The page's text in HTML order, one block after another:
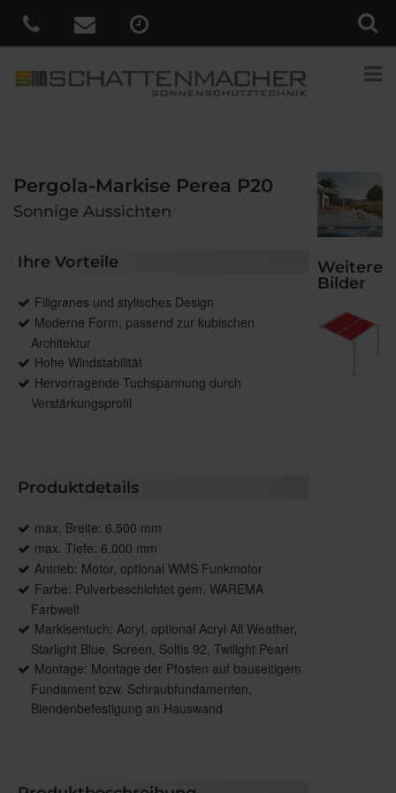
Pergola-Markise Perea P20
Sonnige Aussichten
Ihre Vorteile
Filigranes und stylisches Design
Moderne Form, passend zur kubischen
Architektur
Hohe Windstabilität
Hervorragende Tuchspannung durch
Verstärkungsprofil
Produktdetails
max. Breite: 6.500 mm
max. Tiefe: 6.000 mm
Antrieb: Motor, optional WMS Funkmotor
Farbe: Pulverbeschichtet gem. WAREMA
Farbwelt
Markisentuch: Acryl, optional Acryl All Weather,
Starlight Blue, Screen, Soltis 92, Twilight Pearl
Montage: Montage der Pfosten auf bauseitigem
Fundament bzw. Schraubfundamenten,
Blendenbefestigung an Hauswand
Weitere
Bilder